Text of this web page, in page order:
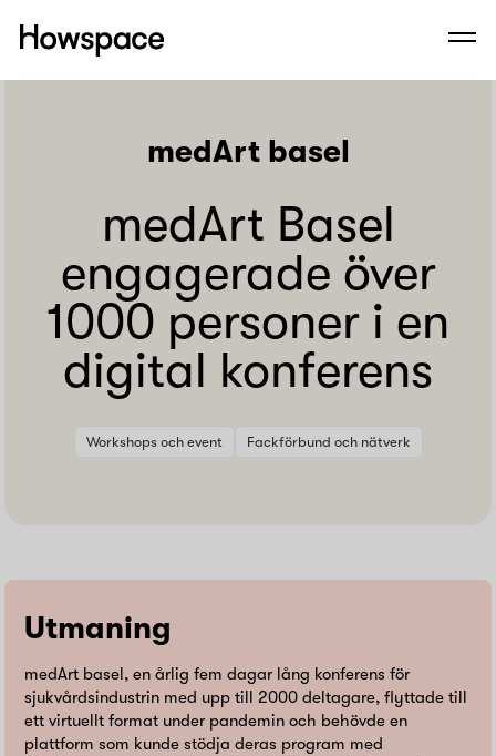
Howspace
medArt basel
medArt Basel
engagerade över
1000 personer i en
digital konferens
Workshops och event Fackförbund och nätverk
Utmaning
medArt basel, en årlig fem dagar lång konferens för
sjukvårdsindustrin med upp till 2000 deltagare, flyttade till
ett virtuellt format under pandemin och behövde en
plattform som kunde stödja deras program med